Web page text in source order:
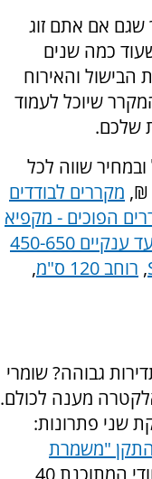
שגם אם אתם זוג
כמה שנים
והאירוח
שיוכל לעמוד
שלכם.
שווה לכל
מקררים לבודדים
הפוכים - מקפיא
מקררים גדולים עד ענקיים 450-650
, רוחב 120 ס"מ
,
גבוהה? שומרי
מענה לכולם.
שני פתרונות:
התקן "משמרת